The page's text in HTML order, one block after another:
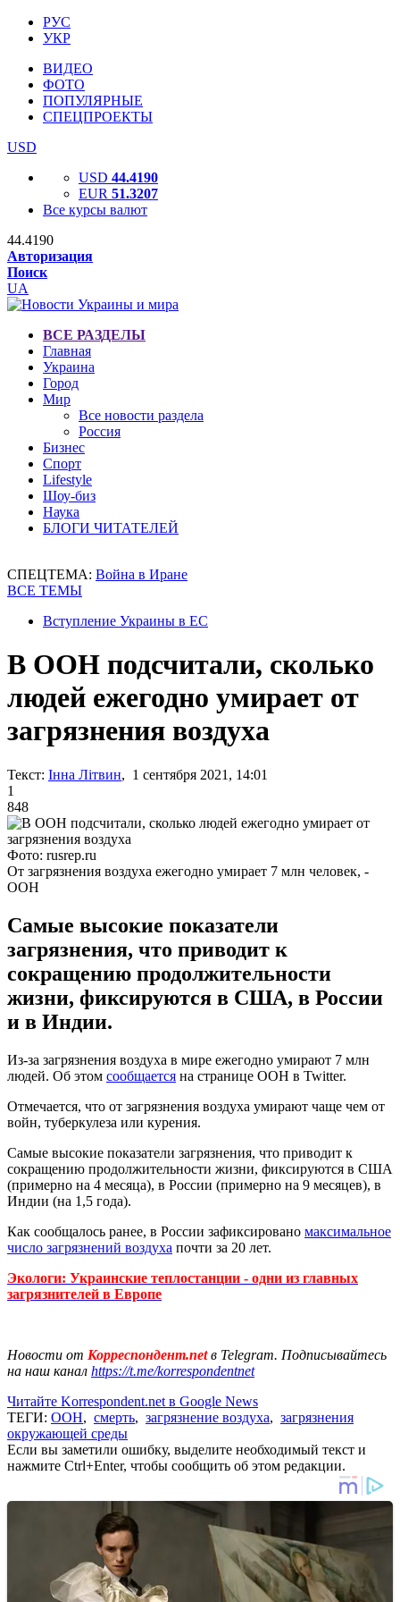
РУС
УКР
ВИДЕО
ФОТО
ПОПУЛЯРНЫЕ
СПЕЦПРОЕКТЫ
USD
USD 44.4190
EUR 51.3207
Все курсы валют
44.4190
Авторизация
Поиск
UA
ВСЕ РАЗДЕЛЫ
Главная
Украина
Город
Мир
Все новости раздела
Россия
Бизнес
Спорт
Lifestyle
Шоу-биз
Наука
БЛОГИ ЧИТАТЕЛЕЙ
СПЕЦТЕМА: Война в Иране
ВСЕ ТЕМЫ
Вступление Украины в ЕС
В ООН подсчитали, сколько
людей ежегодно умирает от
загрязнения воздуха
Текст: Інна Літвин, 1 сентября 2021, 14:01
1
848
Фото: rusrep.ru
От загрязнения воздуха ежегодно умирает 7 млн человек, -
ООН
Самые высокие показатели
загрязнения, что приводит к
сокращению продолжительности
жизни, фиксируются в США, в России
и в Индии.
Из-за загрязнения воздуха в мире ежегодно умирают 7 млн
людей. Об этом сообщается на странице ООН в Twitter.
Отмечается, что от загрязнения воздуха умирают чаще чем от
войн, туберкулеза или курения.
Самые высокие показатели загрязнения, что приводит к
сокращению продолжительности жизни, фиксируются в США
(примерно на 4 месяца), в России (примерно на 9 месяцев), в
Индии (на 1,5 года).
Как сообщалось ранее, в России зафиксировано максимальное
число загрязнений воздуха почти за 20 лет.
Экологи: Украинские теплостанции - одни из главных
загрязнителей в Европе
Новости от Корреспондент.netв Telegram. Подписывайтесь
на наш канал https://t.me/korrespondentnet
Читайте Korrespondent.net в Google News
ТЕГИ: ООН, смерть, загрязнение воздуха, загрязнения
окружающей среды
Если вы заметили ошибку, выделите необходимый текст и
нажмите Ctrl+Enter, чтобы сообщить об этом редакции.